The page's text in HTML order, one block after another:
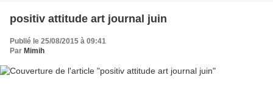
positiv attitude art journal juin
Publié le 25/08/2015 à 09:41
Par Mimih